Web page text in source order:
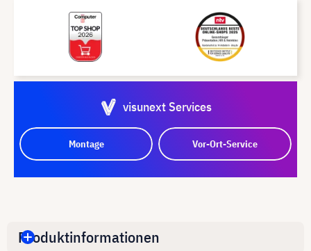
visunext Services
Montage Vor-Ort-Service
Produktinformationen